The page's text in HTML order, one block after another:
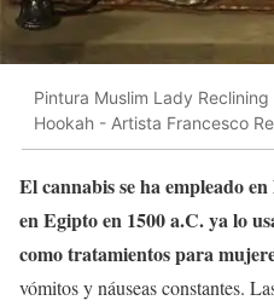
Pintura Muslim Lady
Hookah - Artista Francesco
El cannabis se ha empleado
en Egipto en 1500 a.C. ya lo
como tratamientos para
vómitos y náuseas constantes.